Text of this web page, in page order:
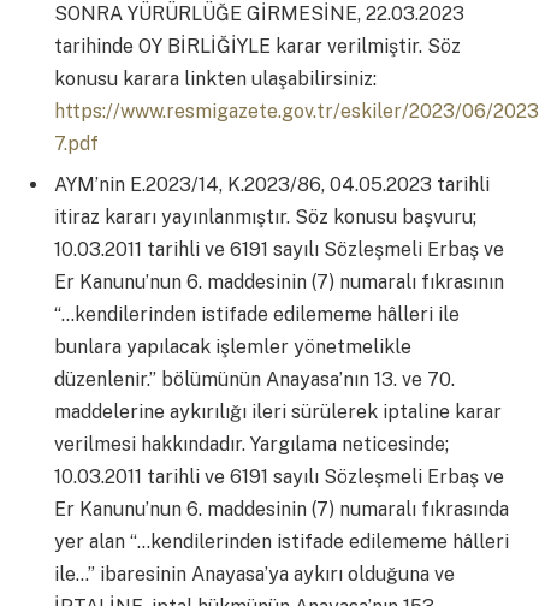
SONRA YÜRÜRLÜĞE GİRMESİNE, 22.03.2023
tarihinde OY BİRLİĞİYLE karar verilmiştir. Söz
konusu karara linkten ulaşabilirsiniz:
https://www.resmigazete.gov.tr/eskiler/2023/06/
7.pdf
AYM’nin E.2023/14, K.2023/86, 04.05.2023 tarihli
itiraz kararı yayınlanmıştır. Söz konusu başvuru;
10.03.2011 tarihli ve 6191 sayılı Sözleşmeli Erbaş ve
Er Kanunu’nun 6. maddesinin (7) numaralı fıkrasının
“…kendilerinden istifade edilememe hâlleri ile
bunlara yapılacak işlemler yönetmelikle
düzenlenir.” bölümünün Anayasa’nın 13. ve 70.
maddelerine aykırılığı ileri sürülerek iptaline karar
verilmesi hakkındadır. Yargılama neticesinde;
10.03.2011 tarihli ve 6191 sayılı Sözleşmeli Erbaş ve
Er Kanunu’nun 6. maddesinin (7) numaralı fıkrasında
yer alan “…kendilerinden istifade edilememe hâlleri
ile…” ibaresinin Anayasa’ya aykırı olduğuna ve